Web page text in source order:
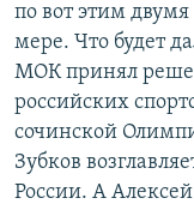
по вот этим
мере. Что будет
МОК принял
российских
сочинской
Зубков
России. А